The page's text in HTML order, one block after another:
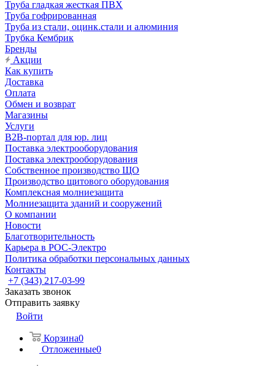
Труба гладкая жесткая ПВХ
Труба гофрированная
Труба из стали, оцинк.стали и алюминия
Трубка Кембрик
Бренды
Акции
Как купить
Доставка
Оплата
Обмен и возврат
Магазины
Услуги
B2B-портал для юр. лиц
Поставка электрооборудования
Поставка электрооборудования
Собственное производство ЩО
Производство щитового оборудования
Комплексная молниезащита
Молниезащита зданий и сооружений
О компании
Новости
Благотворительность
Карьера в РОС-Электро
Политика обработки персональных данных
Контакты
+7 (343) 217-03-99
Заказать звонок
Отправить заявку
Войти
Корзина0
Отложенные0